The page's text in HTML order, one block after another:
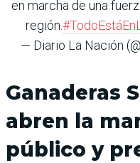
en marcha de una
región.
— Diario La Nación
Ganaderas
abren la
público y